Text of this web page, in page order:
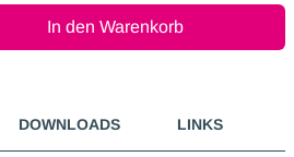
In den Warenkorb
DOWNLOADS LINKS